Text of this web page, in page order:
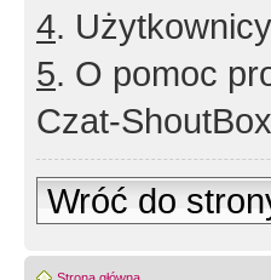
4.
5. O pomoc
Czat-
Wróć do